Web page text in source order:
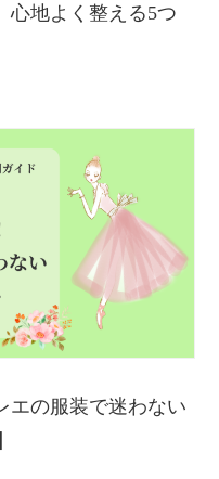
心地よく整える5つ
エの服装で迷わない